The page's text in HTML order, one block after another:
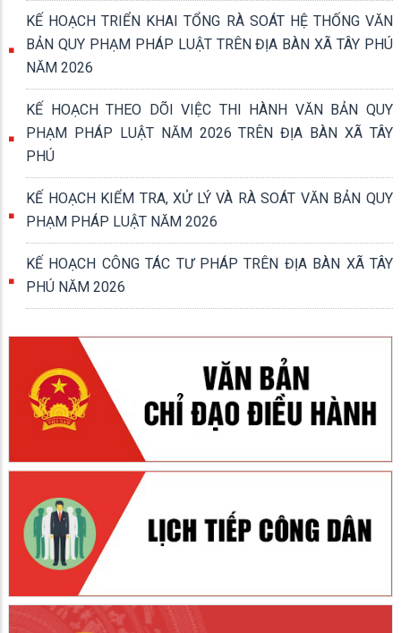
KẾ HOẠCH TRIỂN KHAI TỔNG RÀ SOÁT HỆ THỐNG VĂN
BẢN QUY PHẠM PHÁP LUẬT TRÊN ĐỊA BÀN XÃ TÂY PHÚ
NĂM 2026
KẾ HOẠCH THEO DÕI VIỆC THI HÀNH VĂN BẢN QUY
PHẠM PHÁP LUẬT NĂM 2026 TRÊN ĐỊA BÀN XÃ TÂY
PHÚ
KẾ HOẠCH KIỂM TRA, XỬ LÝ VÀ RÀ SOÁT VĂN BẢN QUY
PHẠM PHÁP LUẬT NĂM 2026
KẾ HOẠCH CÔNG TÁC TƯ PHÁP TRÊN ĐỊA BÀN XÃ TÂY
PHÚ NĂM 2026